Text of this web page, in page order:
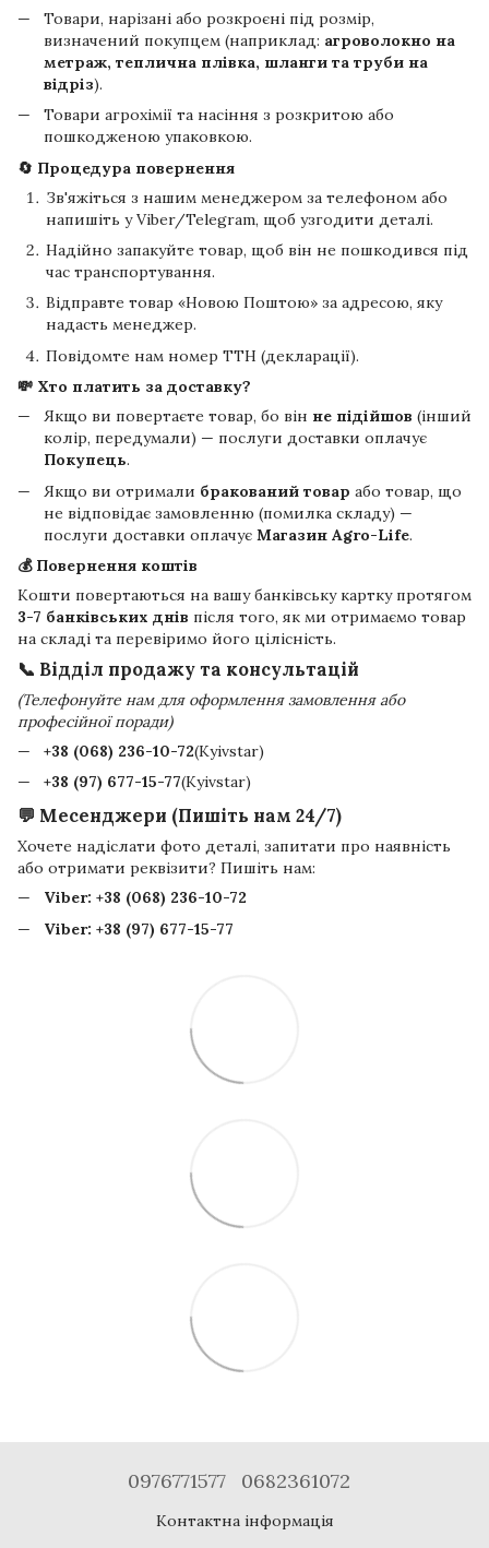
Товари, нарізані або розкроєні під розмір,
визначений покупцем (наприклад: агроволокно на
метраж, теплична плівка, шланги та труби на
відріз).
Товари агрохімії та насіння з розкритою або
пошкодженою упаковкою.
🔄 Процедура повернення
Зв'яжіться з нашим менеджером за телефоном або
напишіть у Viber/Telegram, щоб узгодити деталі.
Надійно запакуйте товар, щоб він не пошкодився під
час транспортування.
Відправте товар «Новою Поштою» за адресою, яку
надасть менеджер.
Повідомте нам номер ТТН (декларації).
💸 Хто платить за доставку?
Якщо ви повертаєте товар, бо він не підійшов (інший
колір, передумали) — послуги доставки оплачує
Покупець.
Якщо ви отримали бракований товар або товар, що
не відповідає замовленню (помилка складу) —
послуги доставки оплачує Магазин Agro-Life.
💰 Повернення коштів
Кошти повертаються на вашу банківську картку протягом
3-7 банківських днів після того, як ми отримаємо товар
на складі та перевіримо його цілісність.
📞 Відділ продажу та консультацій
(Телефонуйте нам для оформлення замовлення або
професійної поради)
+38 (068) 236-10-72(Kyivstar)
+38 (97) 677-15-77(Kyivstar)
💬 Месенджери (Пишіть нам 24/7)
Хочете надіслати фото деталі, запитати про наявність
або отримати реквізити? Пишіть нам:
Viber: +38 (068) 236-10-72
Viber: +38 (97) 677-15-77
0976771577 0682361072
Контактна інформація